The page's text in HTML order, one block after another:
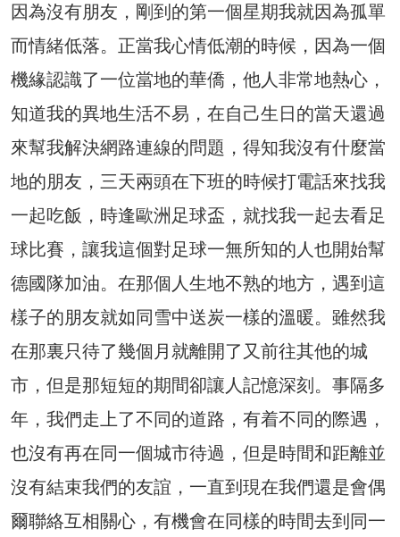
因為沒有朋友，剛到的第一個星期我就因為孤單
而情緒低落。正當我心情低潮的時候，因為一個
機緣認識了一位當地的華僑，他人非常地熱心，
知道我的異地生活不易，在自己生日的當天還過
來幫我解決網路連線的問題，得知我沒有什麼當
地的朋友，三天兩頭在下班的時候打電話來找我
一起吃飯，時逢歐洲足球盃，就找我一起去看足
球比賽，讓我這個對足球一無所知的人也開始幫
德國隊加油。在那個人生地不熟的地方，遇到這
樣子的朋友就如同雪中送炭一樣的溫暖。雖然我
在那裏只待了幾個月就離開了又前往其他的城
市，但是那短短的期間卻讓人記憶深刻。事隔多
年，我們走上了不同的道路，有着不同的際遇，
也沒有再在同一個城市待過，但是時間和距離並
沒有結束我們的友誼，一直到現在我們還是會偶
爾聯絡互相關心，有機會在同樣的時間去到同一